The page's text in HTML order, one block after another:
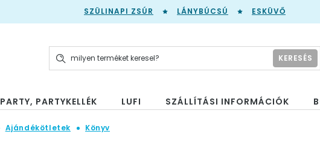
SZÜLINAPI ZSÚR LÁNYBÚCSÚ ESKÜVŐ
KERESÉS
PARTY, PARTYKELLÉK LUFI SZÁLLÍTÁSI INFORMÁCIÓK
Ajándékötletek Könyv